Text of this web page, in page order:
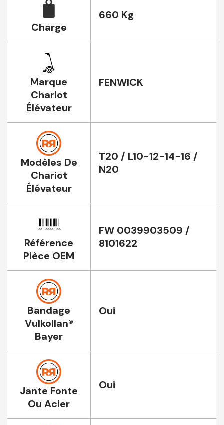
Charge
660 Kg
Marque
Chariot
Élévateur
FENWICK
Modèles De
Chariot
Élévateur
T20 / L10-12-14-16 /
N20
Référence
Pièce OEM
FW 0039903509 /
8101622
Bandage
Vulkollan®
Bayer
Oui
Jante Fonte
Ou Acier
Oui